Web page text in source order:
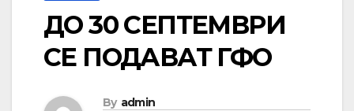
ДО 30 СЕПТЕМВРИ
СЕ ПОДАВАТ ГФО
By admin